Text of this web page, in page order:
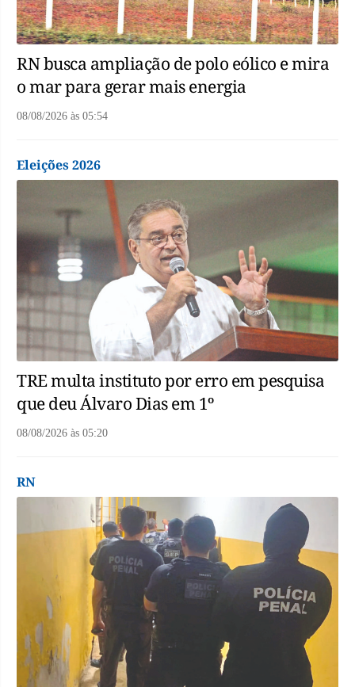
RN busca ampliação de polo eólico e mira
o mar para gerar mais energia
08/08/2026 às 05:54
Eleições 2026
TRE multa instituto por erro em pesquisa
que deu Álvaro Dias em 1º
08/08/2026 às 05:20
RN